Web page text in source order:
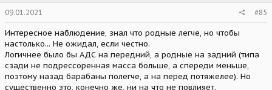
09.01.2021 #85
Интересное наблюдение, знал что родные легче, но чтобы
настолько... Не ожидал, если честно.
Логичнее было бы АДС на передний, а родные на задний (типа
сзади не подрессоренная масса больше, а спереди меньше,
поэтому назад барабаны полегче, а на перед потяжелее). Но
существенно это, конечно же, ни на что не повлияет.